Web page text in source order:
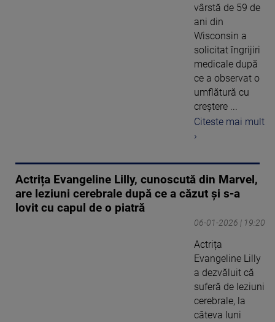
vârstă de 59 de
ani din
Wisconsin a
solicitat îngrijiri
medicale după
ce a observat o
umflătură cu
creștere ...
Citeste mai mult
›
Actrița Evangeline Lilly, cunoscută din Marvel,
are leziuni cerebrale după ce a căzut și s-a
lovit cu capul de o piatră
06-01-2026 | 19:20
Actrița
Evangeline Lilly
a dezvăluit că
suferă de leziuni
cerebrale, la
câteva luni